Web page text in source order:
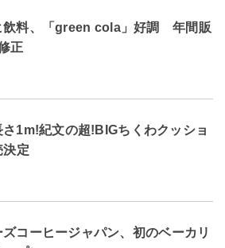
飲料、「green cola」好調 年間販
正
1m!紀文の超!BIGちくわクッショ
決定
ズコーヒージャパン、初のベーカリ